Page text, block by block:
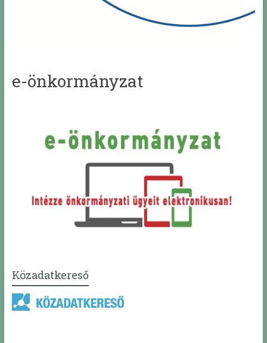
e-önkormányzat
Közadatkereső